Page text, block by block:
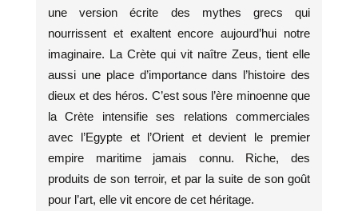
une version écrite des mythes grecs qui
nourrissent et exaltent encore aujourd’hui notre
imaginaire. La Crète qui vit naître Zeus, tient elle
aussi une place d’importance dans l’histoire des
dieux et des héros. C’est sous l’ère minoenne que
la Crète intensifie ses relations commerciales
avec l’Egypte et l’Orient et devient le premier
empire maritime jamais connu. Riche, des
produits de son terroir, et par la suite de son goût
pour l’art, elle vit encore de cet héritage.